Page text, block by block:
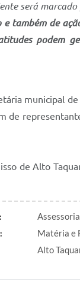
será marcado
também de
podem
municipal de
de
de Alto
Matéria e
Alto